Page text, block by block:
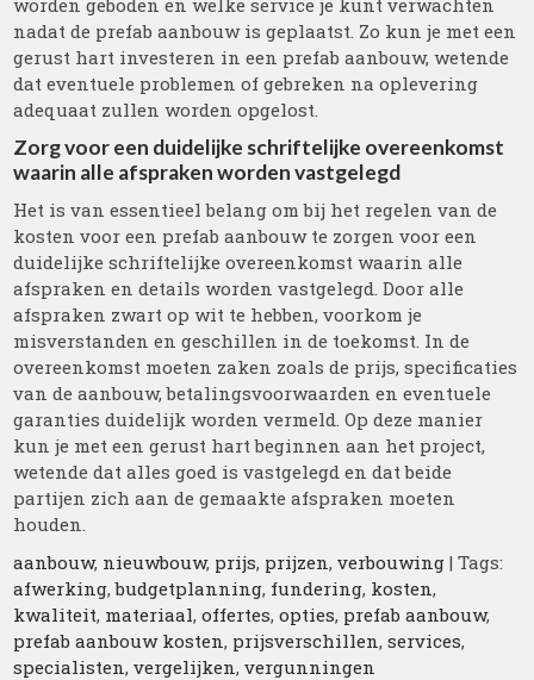
nadat de prefab aanbouw is geplaatst. Zo kun je met een
gerust hart investeren in een prefab aanbouw, wetende
dat eventuele problemen of gebreken na oplevering
adequaat zullen worden opgelost.
Zorg voor een duidelijke schriftelijke overeenkomst
waarin alle afspraken worden vastgelegd
Het is van essentieel belang om bij het regelen van de
kosten voor een prefab aanbouw te zorgen voor een
duidelijke schriftelijke overeenkomst waarin alle
afspraken en details worden vastgelegd. Door alle
afspraken zwart op wit te hebben, voorkom je
misverstanden en geschillen in de toekomst. In de
overeenkomst moeten zaken zoals de prijs, specificaties
van de aanbouw, betalingsvoorwaarden en eventuele
garanties duidelijk worden vermeld. Op deze manier
kun je met een gerust hart beginnen aan het project,
wetende dat alles goed is vastgelegd en dat beide
partijen zich aan de gemaakte afspraken moeten
houden.
aanbouw, nieuwbouw, prijs, prijzen,verbouwing | Tags:
afwerking,budgetplanning, fundering, kosten,
kwaliteit, materiaal,offertes,opties, prefab aanbouw,
prefab aanbouw kosten, prijsverschillen,services,
specialisten,vergelijken,vergunningen